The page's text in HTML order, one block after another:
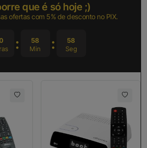
que é só hoje ;)
ofertas com 5% de desconto no PIX.
58
Min
57
Seg